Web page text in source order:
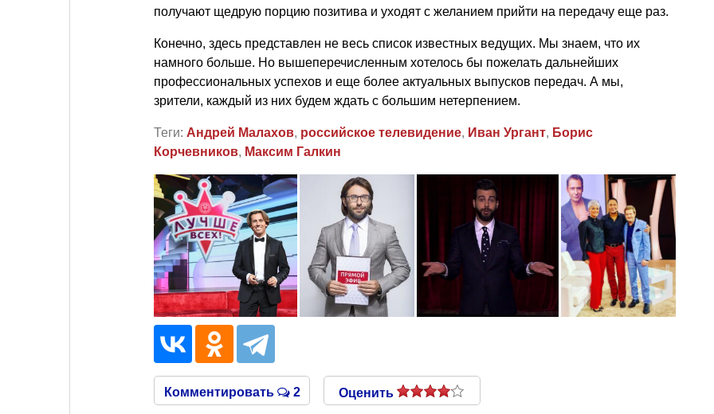
получают щедрую порцию позитива и уходят с желанием прийти на передачу еще раз.
Конечно, здесь представлен не весь список известных ведущих. Мы знаем, что их
намного больше. Но вышеперечисленным хотелось бы пожелать дальнейших
профессиональных успехов и еще более актуальных выпусков передач. А мы,
зрители, каждый из них будем ждать с большим нетерпением.
Теги: Андрей Малахов, российское телевидение, Иван Ургант, Борис
Корчевников, Максим Галкин
Комментировать 2 Оценить